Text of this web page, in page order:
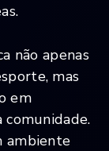
não apenas
mas
em
ambiente